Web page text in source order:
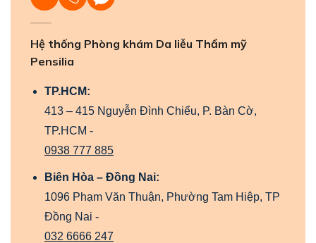
Hệ thống Phòng khám Da liễu Thẩm mỹ
Pensilia
TP.HCM:
413 – 415 Nguyễn Đình Chiểu, P. Bàn Cờ,
TP.HCM -
0938 777 885
Biên Hòa – Đồng Nai:
1096 Phạm Văn Thuận, Phường Tam Hiệp, TP
Đồng Nai -
032 6666 247